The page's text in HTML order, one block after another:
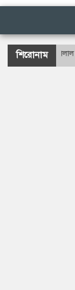
শিরোনাম
হবে শাহজালাল